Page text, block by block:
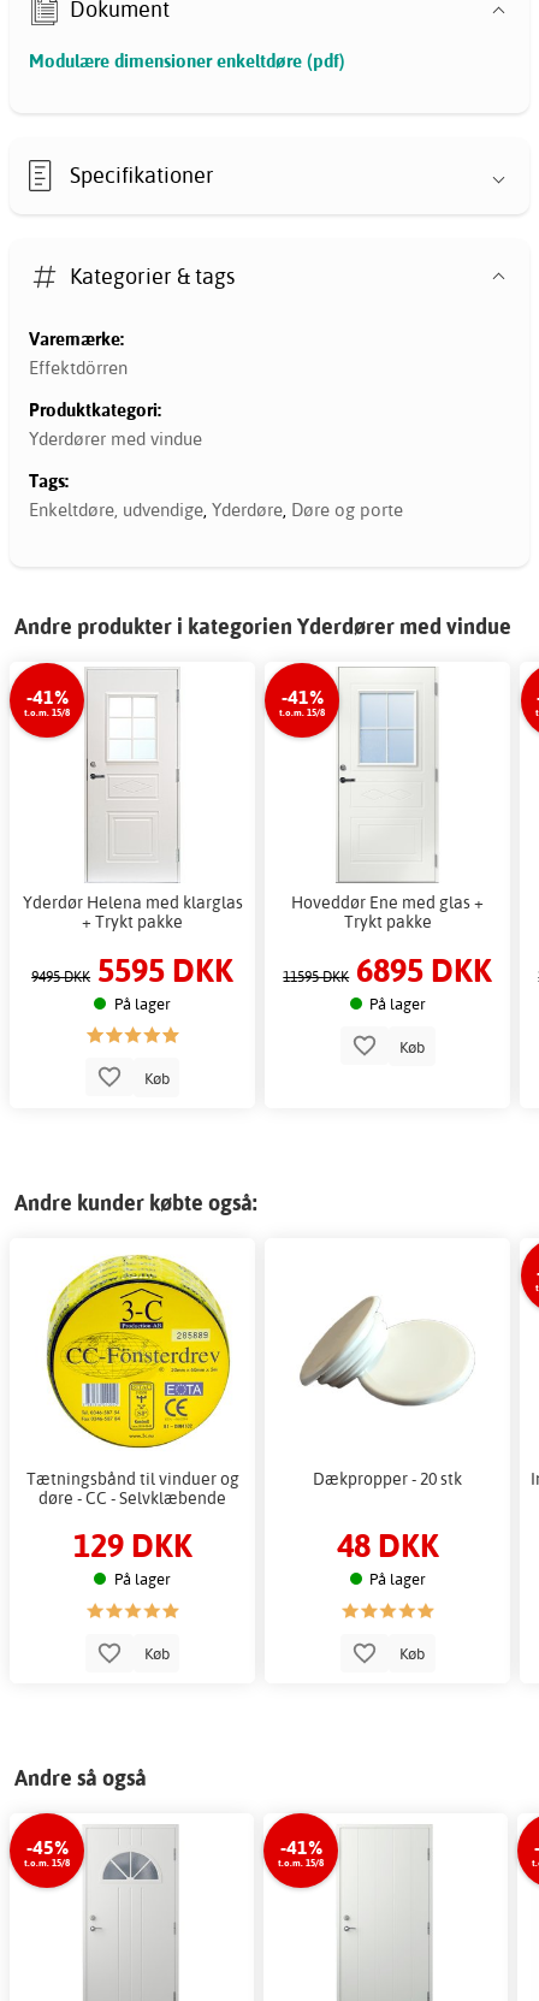
Dokument
Modulære dimensioner enkeltdøre (pdf)
Specifikationer
Kategorier & tags
Varemærke:
Effektdörren
Produktkategori:
Yderdører med vindue
Tags:
Enkeltdøre, udvendige, Yderdøre, Døre og porte
Andre produkter i kategorien Yderdører med vindue
-41%
t.o.m. 15/8
Yderdør Helena med klarglas
+ Trykt pakke
9495 DKK 5595 DKK
På lager
Køb
-41%
t.o.m. 15/8
Hoveddør Ene med glas +
Trykt pakke
11595 DKK 6895 DKK
På lager
Køb
Andre kunder købte også:
Tætningsbånd til vinduer og
døre - CC - Selvklæbende
129 DKK
På lager
Køb
Dækpropper - 20 stk
48 DKK
På lager
Køb
Andre så også
-45%
t.o.m. 15/8
-41%
t.o.m. 15/8